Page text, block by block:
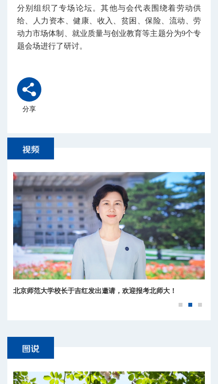
分别组织了专场论坛。其他与会代表围绕着劳动供
给、人力资本、健康、收入、贫困、保险、流动、劳
动力市场体制、就业质量与创业教育等主题分为9个专
题会场进行了研讨。
分享
北京师范大学校长于吉红发出邀请，欢迎报考北师大！